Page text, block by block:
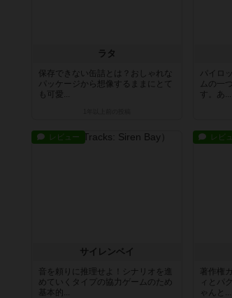
ラタ
保存できない缶詰とは？おしゃれな
パッケージから想像するままにとて
も可愛...
パイロ
ムの一
す。あ...
レビュー
サイレンベイ
音を頼りに推理せよ！シナリオを進
めていくタイプの協力ゲームのため
基本的...
レビ
著作権
ィとパ
ゃんと...